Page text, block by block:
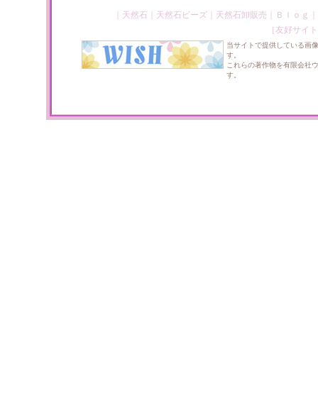
天然石 天然石ビーズ｜ 天然石卸販売 Ｂｌｏｇ
［友好サイ
当サイトで提供している画
す。
これらの著作物を有限会社
す。